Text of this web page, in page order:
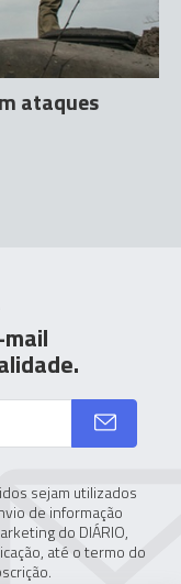
ataques
sejam utilizados
de informação
do DIÁRIO,
até o termo do